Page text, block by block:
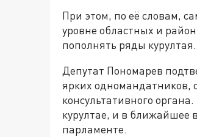
При этом, по её словам,
уровне областных и
пополнять ряды курултая.
Депутат Пономарев
ярких одномандатников,
консультативного
курултае, и в ближайшее
парламенте.